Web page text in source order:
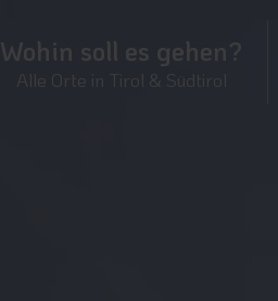
Wohin soll es gehen?
Alle Orte in Tirol & Südtirol